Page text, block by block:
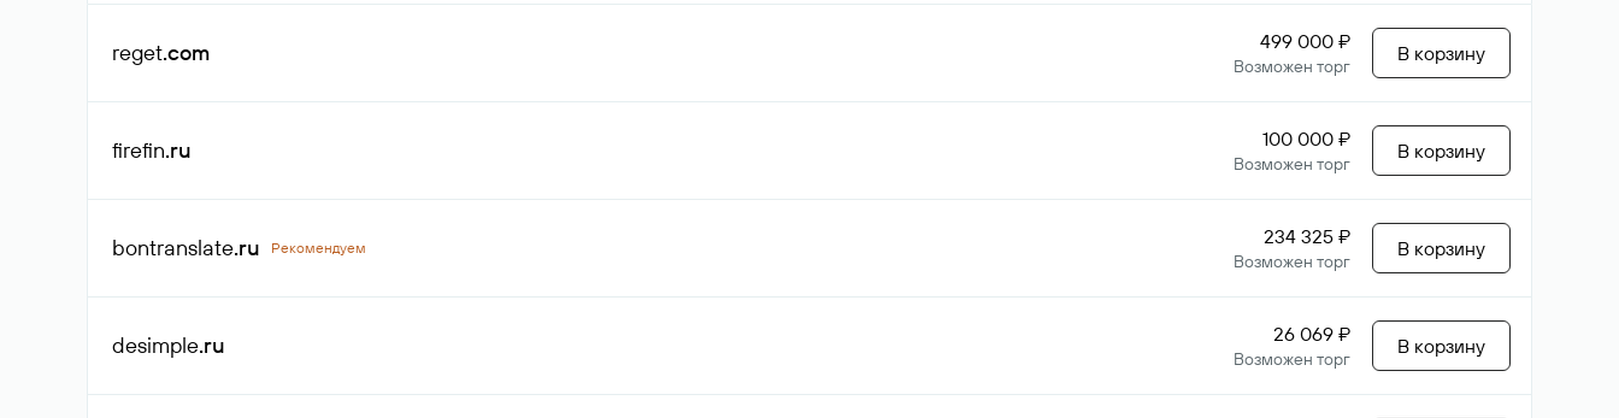
reget.com 499 000 ₽
Возможен торг
В корзину
firefin.ru 100 000 ₽
Возможен торг
В корзину
bontranslate.ru Рекомендуем 234 325 ₽
Возможен торг
В корзину
desimple.ru 26 069 ₽
Возможен торг
В корзину